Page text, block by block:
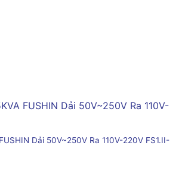
Dải 50V~250V Ra 110V-220V FS1.II-